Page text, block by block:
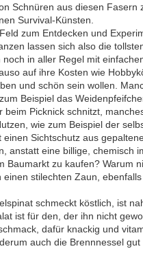
Schnüren aus diesen Fasern
Survival-Künsten.
zum Entdecken und
lassen sich also die
noch in aller Regel mit
auf ihre Kosten wie
und schön sein wollen.
Beispiel das
beim Picknick schnitzt,
wie zum Beispiel der
einen Sichtschutz aus
anstatt eine billige, chemisch
Baumarkt zu kaufen? Warum
einen stilechten Zaun, ebenfalls
schmeckt köstlich, ist
ist für den, der ihn nicht
dafür knackig und
auch die Brennnessel